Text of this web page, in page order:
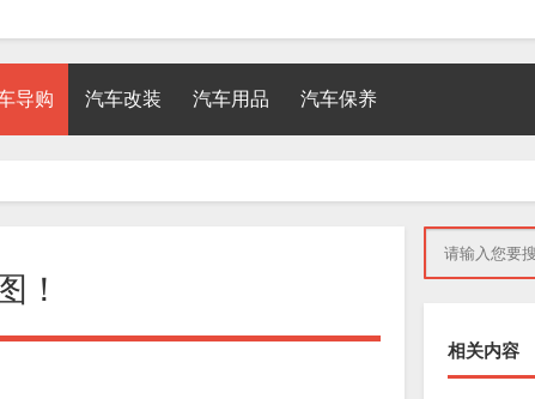
导购 汽车改装 汽车用品 汽车保养
！
相关内容